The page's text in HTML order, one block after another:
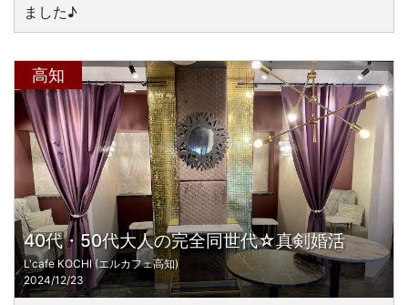
ました♪
40代・50代大人の完全同世代☆真剣婚活
高知
L'cafe KOCHI (エルカフェ高知)
2024/12/23